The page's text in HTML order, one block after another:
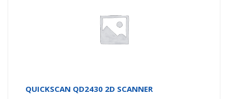
QUICKSCAN QD2430 2D SCANNER